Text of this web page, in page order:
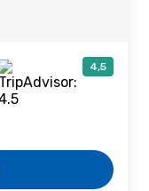
4,5